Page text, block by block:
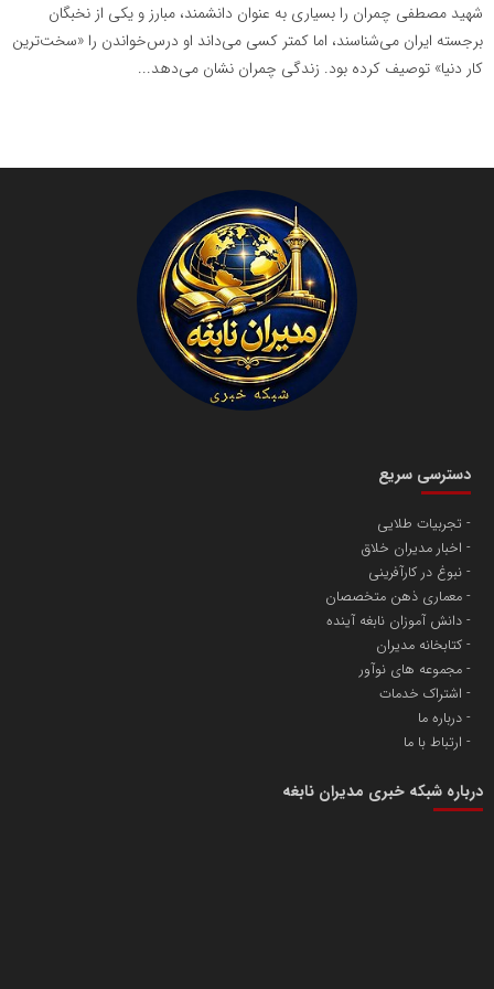
شهید مصطفی چمران را بسیاری به عنوان دانشمند، مبارز و یکی از نخبگان
برجسته ایران می‌شناسند، اما کمتر کسی می‌داند او درس‌خواندن را «سخت‌ترین
کار دنیا» توصیف کرده بود. زندگی چمران نشان می‌دهد...
دسترسی سریع
تجربیات طلایی
اخبار مدیران خلاق
نبوغ در کارآفرینی
معماری ذهن متخصصان
دانش آموزان نابغه آینده
کتابخانه مدیران
مجموعه های نوآور
اشتراک خدمات
درباره ما
ارتباط با ما
درباره شبکه خبری مدیران نابغه